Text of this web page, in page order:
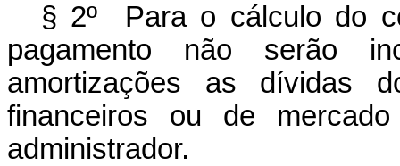
§ 2º Para o cálculo do
pagamento não serão
amortizações as dívidas
financeiros ou de
administrador.